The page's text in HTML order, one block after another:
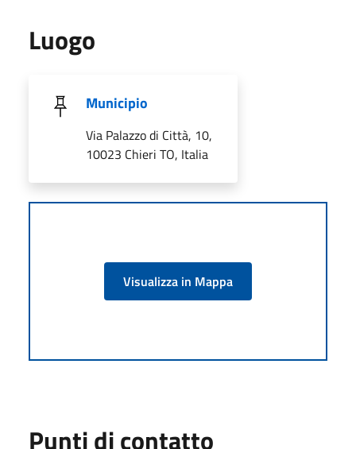
Luogo
Municipio
Via Palazzo di Città, 10,
10023 Chieri TO, Italia
Visualizza in Mappa
Punti di contatto